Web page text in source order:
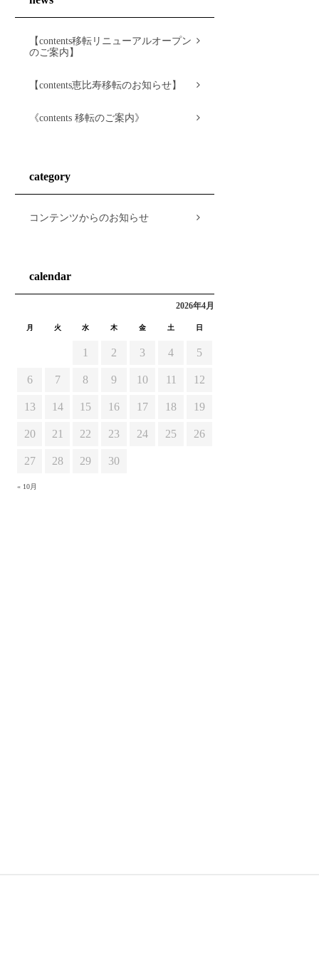
【contents移転リニューアルオープン
のご案内】
【contents恵比寿移転のお知らせ】
《contents 移転のご案内》
category
コンテンツからのお知らせ
calendar
2026年4月
月 火 水 木 金 土 日
« 10月
1 2 3 4 5
6 7 8 9 10 11 12
13 14 15 16 17 18 19
20 21 22 23 24 25 26
27 28 29 30